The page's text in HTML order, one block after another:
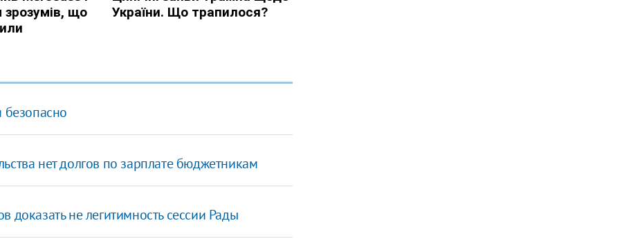
безопасно
нет долгов по зарплате бюджетникам
не легитимность сессии Рады